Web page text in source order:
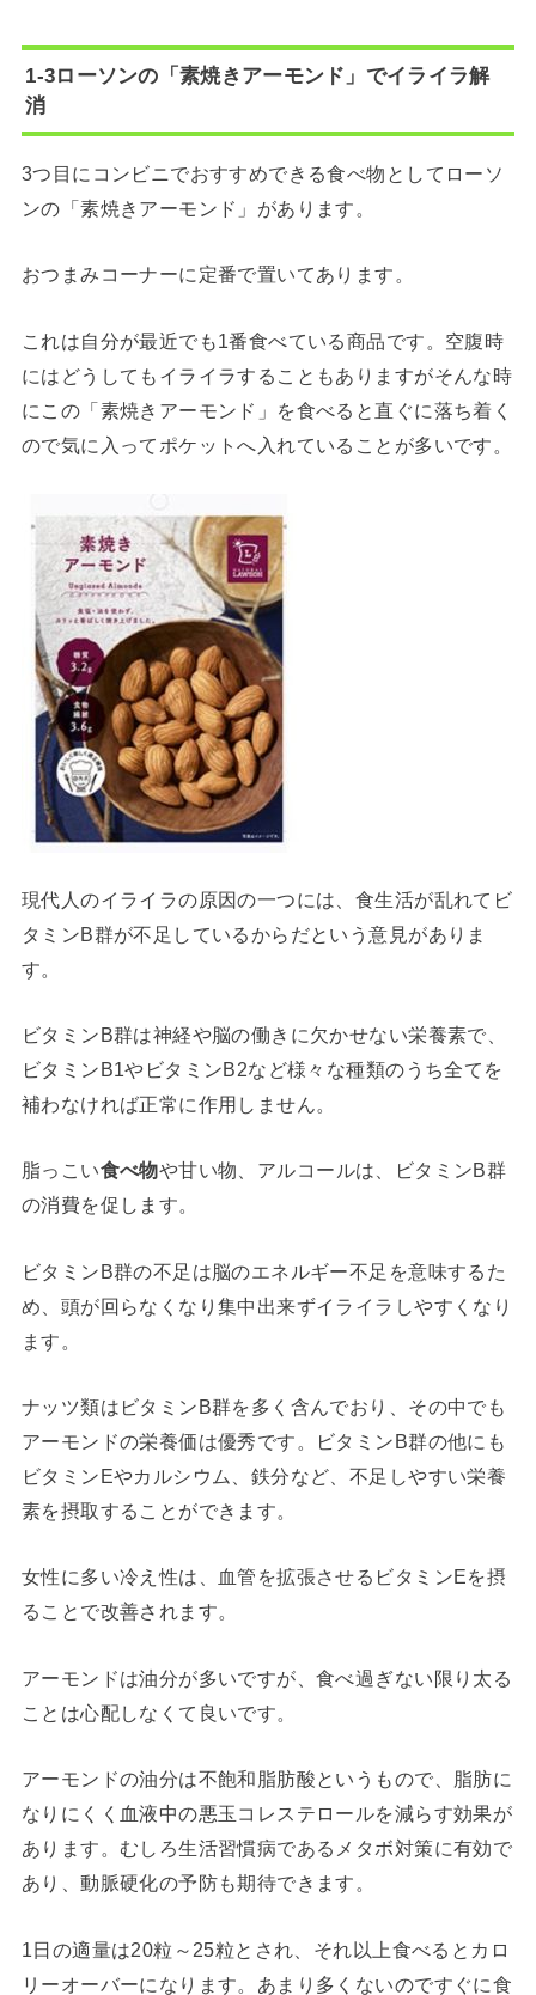
1-3ローソンの「素焼きアーモンド」でイライラ解
消
3つ目にコンビニでおすすめできる食べ物としてローソ
ンの「素焼きアーモンド」があります。
おつまみコーナーに定番で置いてあります。
これは自分が最近でも1番食べている商品です。空腹時
にはどうしてもイライラすることもありますがそんな時
にこの「素焼きアーモンド」を食べると直ぐに落ち着く
ので気に入ってポケットへ入れていることが多いです。
現代人のイライラの原因の一つには、食生活が乱れてビ
タミンB群が不足しているからだという意見がありま
す。
ビタミンB群は神経や脳の働きに欠かせない栄養素で、
ビタミンB1やビタミンB2など様々な種類のうち全てを
補わなければ正常に作用しません。
脂っこい食べ物や甘い物、アルコールは、ビタミンB群
の消費を促します。
ビタミンB群の不足は脳のエネルギー不足を意味するた
め、頭が回らなくなり集中出来ずイライラしやすくなり
ます。
ナッツ類はビタミンB群を多く含んでおり、その中でも
アーモンドの栄養価は優秀です。ビタミンB群の他にも
ビタミンEやカルシウム、鉄分など、不足しやすい栄養
素を摂取することができます。
女性に多い冷え性は、血管を拡張させるビタミンEを摂
ることで改善されます。
アーモンドは油分が多いですが、食べ過ぎない限り太る
ことは心配しなくて良いです。
アーモンドの油分は不飽和脂肪酸というもので、脂肪に
なりにくく血液中の悪玉コレステロールを減らす効果が
あります。むしろ生活習慣病であるメタボ対策に有効で
あり、動脈硬化の予防も期待できます。
1日の適量は20粒～25粒とされ、それ以上食べるとカロ
リーオーバーになります。あまり多くないのですぐに食